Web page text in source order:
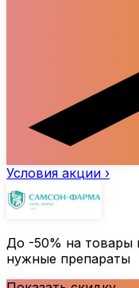
Условия акции ›
До -50% на товары
нужные препараты